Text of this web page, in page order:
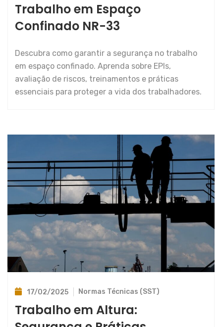
Trabalho em Espaço
Confinado NR-33
Descubra como garantir a segurança no trabalho
em espaço confinado. Aprenda sobre EPIs,
avaliação de riscos, treinamentos e práticas
essenciais para proteger a vida dos trabalhadores.
17/02/2025 Normas Técnicas (SST)
Trabalho em Altura: